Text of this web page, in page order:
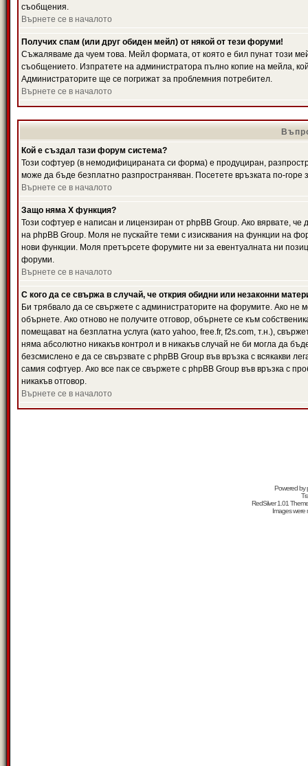
съобщения.
Върнете се в началото
Получих спам (или друг обиден мейл) от някой от тези форуми!
Съжаляваме да чуем това. Мейл формата, от която е бил пунат този
съобщението. Изпратете на администратора пълно копие на мейла,
Администраторите ще се погрижат за проблемния потребител.
Върнете се в началото
Кой е създал тази форум система?
Този софтуер (в немодифицираната си форма) е продуциран,
може да бъде безплатно разпространяван. Посетете връзката по-горе
Върнете се в началото
Защо няма X функция?
Този софтуер е написан и лицензиран от phpBB Group. Ако вярвате,
на phpBB Group. Моля не пускайте теми с изисквания на функции на
нови функции. Моля претърсете форумите ни за евентуалната ни
форуми.
Върнете се в началото
С кого да се свържа в случай, че открия обидни или незаконни
Би трябвало да се свържете с администраторите на форумите. Ако не
обърнете. Ако отново не получите отговор, обърнете се към
помещават на безплатна услуга (като yahoo, free.fr, f2s.com, т.н.),
няма абсолютно никакъв контрол и в никакъв случай не би могла да
безсмислено е да се свързвате с phpBB Group във връзка с всякакви
самия софтуер. Ако все пак се свържете с phpBB Group във връзка с
никакъв отговор.
Върнете се в началото
Powered by
RedSilver 1.01
Images were